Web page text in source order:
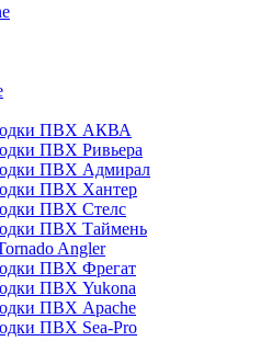
ПВХ АКВА
ПВХ Ривьера
ПВХ Адмирал
ПВХ Хантер
ПВХ Стелс
ПВХ Таймень
Angler
ПВХ Фрегат
ПВХ Yukona
ПВХ Apache
ПВХ Sea-Pro